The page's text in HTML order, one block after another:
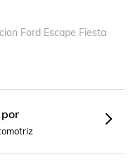
Ford Escape Fiesta